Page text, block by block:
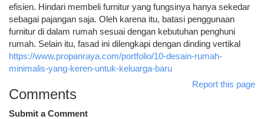
efisien. Hindari membeli furnitur yang fungsinya hanya sekedar
sebagai pajangan saja. Oleh karena itu, batasi penggunaan
furnitur di dalam rumah sesuai dengan kebutuhan penghuni
rumah. Selain itu, fasad ini dilengkapi dengan dinding vertikal
https://www.propanraya.com/portfolio/10-desain-rumah-
minimalis-yang-keren-untuk-keluarga-baru
Report this page
Comments
Submit a Comment